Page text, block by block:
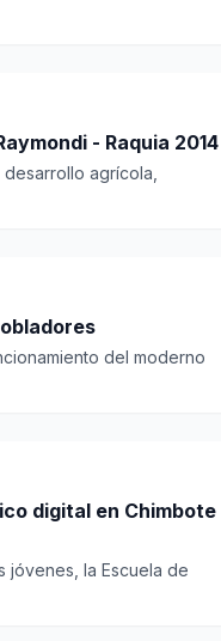
- Raquia 2014
agrícola,
del moderno
digital en Chimbote
jóvenes, la Escuela de